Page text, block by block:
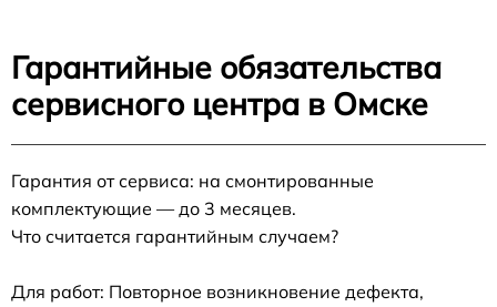
Гарантийные обязательства
сервисного центра в Омске
Гарантия от сервиса: на смонтированные
комплектующие — до 3 месяцев.
Что считается гарантийным случаем?
Для работ: Повторное возникновение дефекта,